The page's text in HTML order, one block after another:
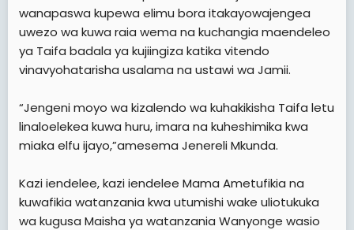
wanapaswa kupewa elimu bora itakayowajengea
uwezo wa kuwa raia wema na kuchangia maendeleo
ya Taifa badala ya kujiingiza katika vitendo
vinavyohatarisha usalama na ustawi wa Jamii.
“Jengeni moyo wa kizalendo wa kuhakikisha Taifa letu
linaloelekea kuwa huru, imara na kuheshimika kwa
miaka elfu ijayo,”amesema Jenereli Mkunda.
Kazi iendelee, kazi iendelee Mama Ametufikia na
kuwafikia watanzania kwa utumishi wake uliotukuka
wa kugusa Maisha ya watanzania Wanyonge wasio